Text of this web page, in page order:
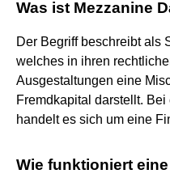
Was ist Mezzanine
Der Begriff beschreibt als
welches in ihren
Ausgestaltungen eine
Fremdkapital darstellt.
handelt es sich um eine
Wie funktioniert